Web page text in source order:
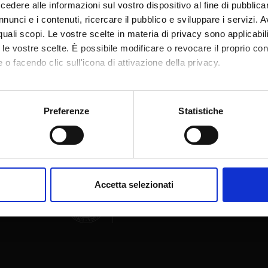
alle informazioni sul vostro dispositivo al fine di
e i contenuti, ricercare il pubblico e sviluppare i servizi.
scopi. Le vostre scelte in materia di privacy sono
vostre scelte. È possibile modificare o revocare il proprio
o facendo clic sull'icona di attivazione della privacy.
anche:
sulla tua posizione geografica, con un'approssimazione di
in qualsiasi momento dalla Dichiarazione sui cookie.
e social media, i quali potrebbero combinarle con altre
dei loro servizi.
Preferenze Statistiche
Accetta selezionati